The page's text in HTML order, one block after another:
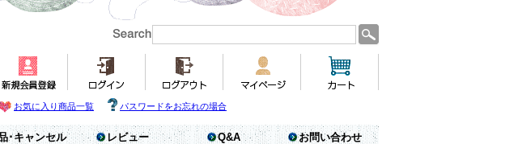
お気に入り商品一覧 パスワードをお忘れの場合
･キャンセル レビュー Q&A お問い合わせ